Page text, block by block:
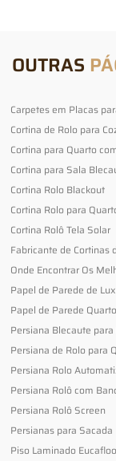
OUTRAS
Carpetes em Placas
Cortina de Rolo para
Cortina para Quarto
Cortina para Sala
Cortina Rolo Blackout
Cortina Rolo para
Cortina Rolô Tela Solar
Fabricante de Cortinas
Onde Encontrar Os
Papel de Parede de
Papel de Parede
Persiana Blecaute
Persiana de Rolo para
Persiana Rolo
Persiana Rolô com
Persiana Rolô Screen
Persianas para Sacada
Piso Laminado